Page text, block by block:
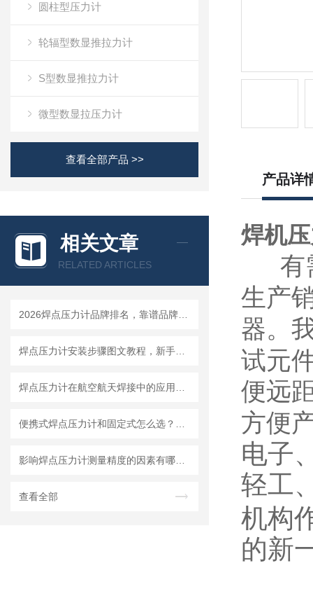
圆柱型压力计
轮辐型数显推拉力计
S型数显推拉力计
微型数显拉压力计
查看全部产品 >>
相关文章
RELATED ARTICLES
查看全部
产品详
焊机
有
生产
器。
试元
便远
方便
电子
轻工
机构
的新